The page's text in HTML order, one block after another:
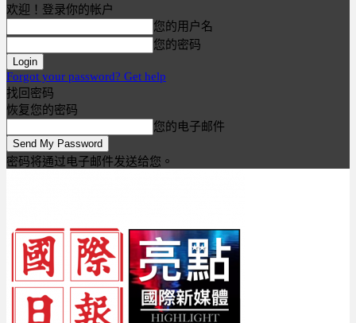
欢迎！登录你的帐户
您的用户名
您的密码
Forgot your password? Get help
找回密码
恢复您的密码
您的电子邮件
密码将通过电子邮件发送给您。